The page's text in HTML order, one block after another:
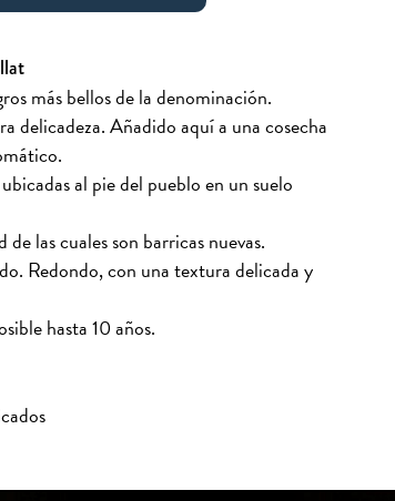
más bellos de la denominación.
delicadeza. Añadido aquí a una cosecha
al pie del pueblo en un suelo
las cuales son barricas nuevas.
Redondo, con una textura delicada y
hasta 10 años.